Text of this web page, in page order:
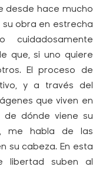
desde hace mucho
obra en estrecha
cuidadosamente
que, si uno quiere
El proceso de
y a través del
que viven en
de dónde viene su
me habla de las
su cabeza. En esta
libertad suben al